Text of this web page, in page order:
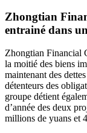
Zhongtian
entrainé dans
Zhongtian Financial
la moitié des biens
maintenant des
détenteurs des
groupe détient
d’année des deux
millions de yuans et